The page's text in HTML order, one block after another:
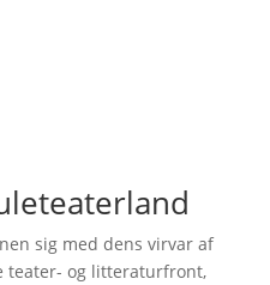
sig med dens virvar af
teater- og litteraturfront,